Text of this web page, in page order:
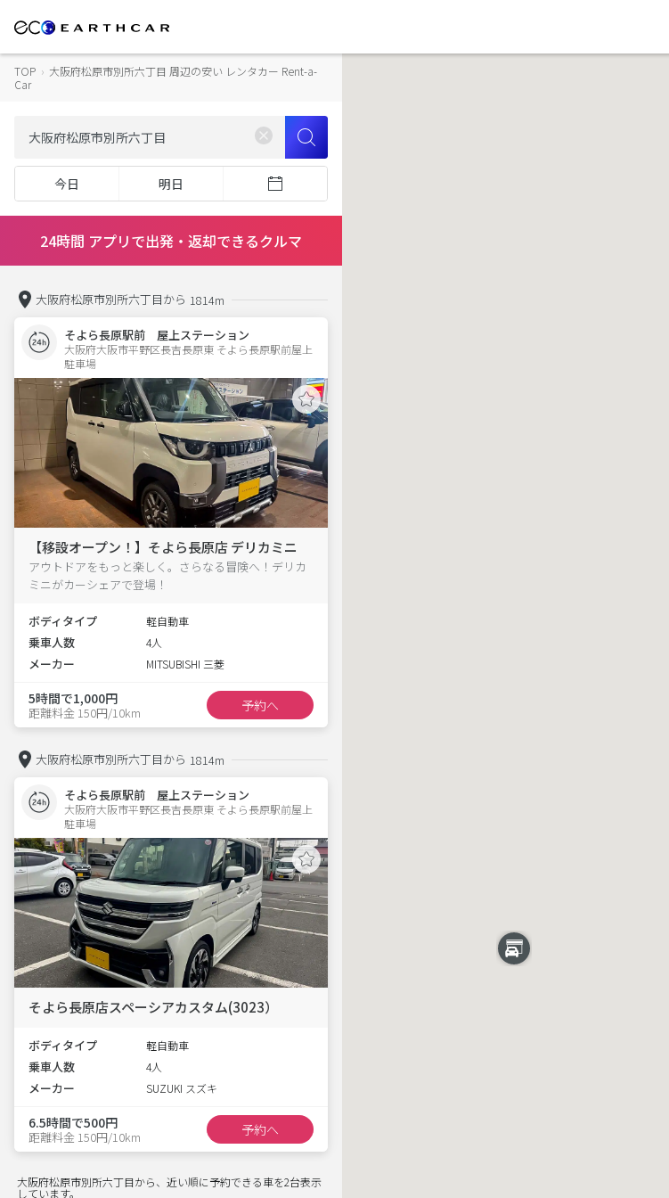
TOP › 大阪府松原市別所六丁目 周辺の安い レンタカー Rent-a-
Car
今日 明日
24時間 アプリで出発・返却できるクルマ
大阪府松原市別所六丁目から 1814m
そよら長原駅前 屋上ステーション
大阪府大阪市平野区長吉長原東 そよら長原駅前屋上
駐車場
【移設オープン！】そよら長原店 デリカミニ
アウトドアをもっと楽しく。さらなる冒険へ！デリカ
ミニがカーシェアで登場！
ボディタイプ 軽自動車
乗車人数 4人
メーカー MITSUBISHI 三菱
5時間で1,000円
距離料金 150円/10km 予約へ
大阪府松原市別所六丁目から 1814m
そよら長原駅前 屋上ステーション
大阪府大阪市平野区長吉長原東 そよら長原駅前屋上
駐車場
そよら長原店スペーシアカスタム(3023）
ボディタイプ 軽自動車
乗車人数 4人
メーカー SUZUKI スズキ
6.5時間で500円
距離料金 150円/10km 予約へ
大阪府松原市別所六丁目から、近い順に予約できる車を2台表示
しています。